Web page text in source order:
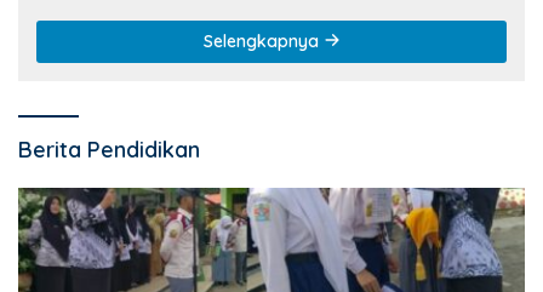
Selengkapnya
Berita Pendidikan